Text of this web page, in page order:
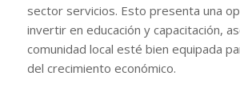
sector servicios. Esto presenta una
invertir en educación y capacitación,
comunidad local esté bien equipada
del crecimiento económico.